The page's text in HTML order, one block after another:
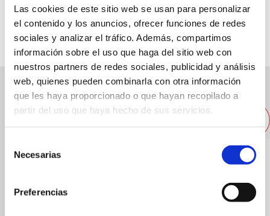
Las cookies de este sitio web se usan para personalizar
el contenido y los anuncios, ofrecer funciones de redes
sociales y analizar el tráfico. Además, compartimos
información sobre el uso que haga del sitio web con
nuestros partners de redes sociales, publicidad y análisis
web, quienes pueden combinarla con otra información
que les haya proporcionado o que hayan recopilado a
partir del uso que haya hecho de sus servicios.
Necesarias
Preferencias
96 6425048
Altres restaurants pròxims